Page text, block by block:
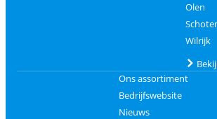
Olen
Wilrijk
Ons assortiment
Bedrijfswebsite
Nieuws